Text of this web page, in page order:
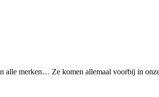
merken… Ze komen allemaal voorbij in